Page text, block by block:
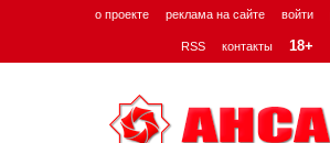
о проекте реклама на сайте войти
RSS контакты 18+